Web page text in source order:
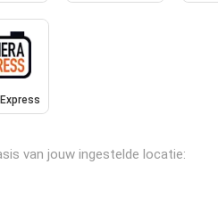
van jouw ingestelde locatie: